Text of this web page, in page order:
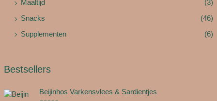
Maaltijd
(3)
Snacks (46)
Supplementen (6)
Bestsellers
Beijinhos Varkensvlees & Sardientjes